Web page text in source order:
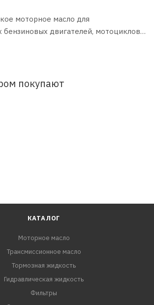
моторное масло для
бензиновых двигателей, мотоциклов,
китайских и российских
покупают
КАТАЛОГ
Моторное масло
Трансмиссионное масло
Тормозная жидкость
Гидравлическая жидкость
Фильтры